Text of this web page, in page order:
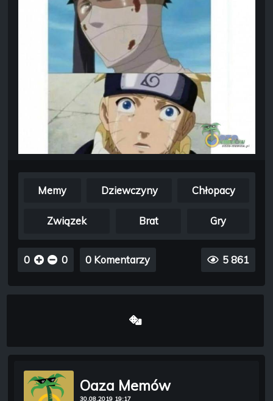
Memy Dziewczyny Chłopacy
Związek Brat Gry
0 0 0 Komentarzy 5 861
Oaza Memów
30.08.2019 19:17